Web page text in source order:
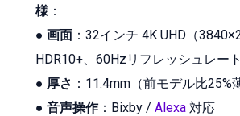
様 ：
● 画面 ：32インチ 4K UHD（
HDR10+、60Hzリフレッシュレート
● 厚さ ：11.4mm（前モデル比25%
● 音声操作：Bixby / Alexa 対応